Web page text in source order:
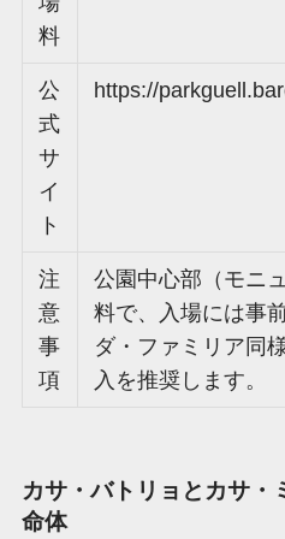
料
公
式
サ
イ
ト
https://
注
意
事
項
公園中心部（モニ
料で、入場には事
ダ・ファミリア同
入を推奨します。
カサ・バトリョとカサ・
命体